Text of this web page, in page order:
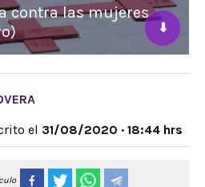
contra las mujeres
⬇
el 31/08/2020 · 18:44 hrs